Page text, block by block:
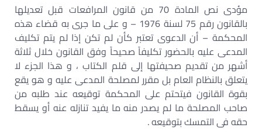
مؤدى نص المادة 70 من قانون المرافعات قبل تعديلها
بالقانون رقم 75 لسنة 1976 – و على ما جرى به قضاء هذه
المحكمة – أن الدعوى تعتبر كأن لم تكن إذا لم يتم تكليف
المدعى عليه بالحضور تكليفاً صحيحاً وفق القانون خلال ثلاثة
أشهر من تقديم صحيفتها إلى قلم الكتاب ، و هذا الجزء لا
يتعلق بالنظام العام بل مقرر لمصلحة المدعى عليه و هو يقع
بقوة القانون فيتحتم على المحكمة توقيعه عند طلبه من
صاحب المصلحة ما لم يصدر منه ما يفيد تنازله عنه أو يسقط
حقه فى التمسك بتوقيعه .